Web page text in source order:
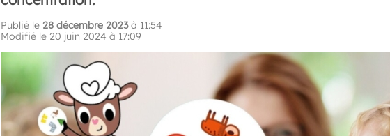
Publié le 28 décembre 2023à 11:54
Modifié le 20 juin 2024 à 17:09